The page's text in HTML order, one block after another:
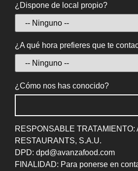
¿Dispone de local propio?
¿A qué hora prefieres que te
¿Cómo nos has conocido?
RESPONSABLE TRATAMIENTO:
RESTAURANTS, S.A.U.
DPD: dpd@avanzafood.com
FINALIDAD: Para ponerse en